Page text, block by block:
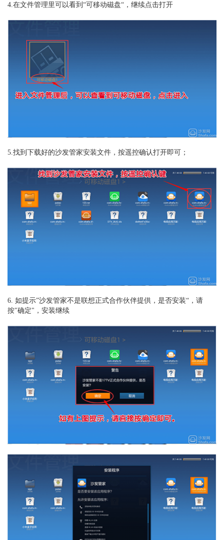
4.在文件管理里可以看到“可移动磁盘“，继续点击打开
5.找到下载好的沙发管家安装文件，按遥控确认打开即可；
6. 如提示”沙发管家不是联想正式合作伙伴提供，是否安装“，请
按"确定"，安装继续